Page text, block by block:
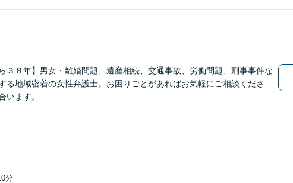
３８年】男女・離婚問題、遺産相続、交通事故、労働問題、刑事事件な
る地域密着の女性弁護士。お困りごとがあればお気軽にご相談くださ
います。
分